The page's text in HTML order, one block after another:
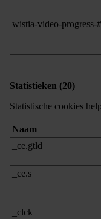
wistia-video-progress-
Statistieken (20)
Statistische cookies
Naam
_ce.gtld
_ce.s
_clck